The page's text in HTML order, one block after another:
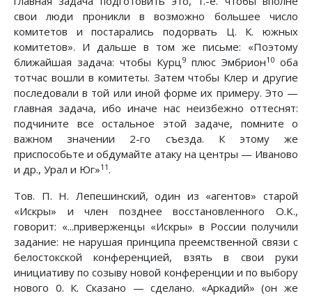
свои люди проникли в возможно большее число
комитетов и постарались подорвать Ц. К. южных
комитетов». И дальше в том же письме: «Поэтому
ближайшая задача: чтобы Курц9 плюс Эмбрион10 оба
тотчас вошли в комитеты. Затем чтобы Клер и другие
последовали в той или иной форме их примеру. Это —
главная задача, ибо иначе нас неизбежно оттеснят:
подчините все остальное этой задаче, помните о
важном значении 2-го съезда. К этому же
приспособьте и обдумайте атаку на центры — Иваново
и др., Урал и Юг»11.
Тов. П. Н. Лепешинский, один из «агентов» старой
«Искры» и член позднее восстановленного O.K.,
говорит: «...приверженцы «Искры» в России получили
задание: не нарушая принципа преемственной связи с
белостокской конференцией, взять в свои руки
инициативу по созыву новой конференции и по выбору
нового 0. К. Сказано — сделано. «Аркадий» (он же